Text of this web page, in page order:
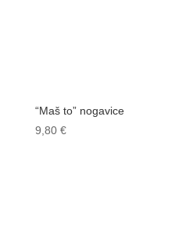
“Maš to” nogavice
9,80 €